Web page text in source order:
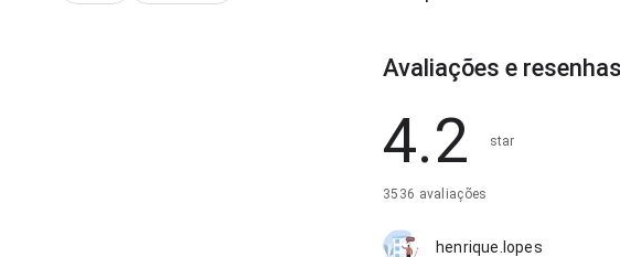
Avaliações e
4.2 star
3536 avaliações
henrique.lopes